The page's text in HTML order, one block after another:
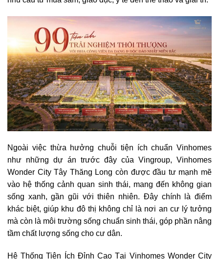
Ngoài việc thừa hưởng chuỗi tiện ích chuẩn Vinhomes
như những dự án trước đây của Vingroup, Vinhomes
Wonder City Tây Thăng Long còn được đầu tư mạnh mẽ
vào hệ thống cảnh quan sinh thái, mang đến không gian
sống xanh, gần gũi với thiên nhiên. Đây chính là điểm
khác biệt, giúp khu đô thị không chỉ là nơi an cư lý tưởng
mà còn là môi trường sống chuẩn sinh thái, góp phần nâng
tầm chất lượng sống cho cư dân.
Hệ Thống Tiện Ích Đỉnh Cao Tại Vinhomes Wonder City